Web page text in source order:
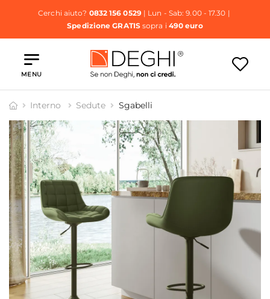
Cerchi aiuto? 0832 156 0529| Lun - Sab: 9.00 - 17.30 |
Spedizione GRATISsopra i 490 euro
MENU
Interno Sedute Sgabelli